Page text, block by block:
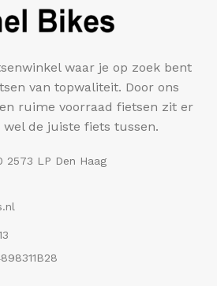
waar je op zoek bent
van topwaliteit. Door ons
ruime voorraad fietsen zit er
de juiste fiets tussen.
2573 LP Den Haag